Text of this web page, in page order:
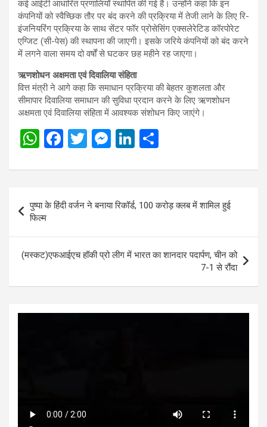
कई आईटी आधारित प्रणालियाँ स्थापित की गई हैं। उन्होंने कहा कि इन
कंपनियों को स्वैच्छिक तौर पर बंद करने की प्रक्रिया में तेजी लाने के लिए रि-
इंजनियरिंग प्रक्रिया के साथ सेंटर फॉर प्रोसेसिंग एक्सलेरेटिड कॉरपोरेट
एग्जिट (सी-पेस) की स्थापना की जाएगी। इसके जरिये कंपनियों को बंद करने
में लगने वाला समय दो वर्षों से घटकर छह महीने रह जाएगा।
ऋणशोधन अक्षमता एवं दिवालिया संहिता
वित्त मंत्री ने आगे कहा कि समाधान प्रक्रिया की बेहतर कुशलता और
सीमापार दिवालिया समाधान की सुविधा प्रदान करने के लिए ऋणशोधन
अक्षमता एवं दिवालिया संहिता में आवश्यक संशोधन किए जाएंगे।
W
at
s
A
p
p
F
ce
b
o
o
k
T
tt
er
M
se
n
g
er
Li
ke
dI
n
ar
e
navigation
पुष्पा के हिंदी वर्जन ने बनाया रिकॉर्ड, 100 करोड़ क्लब में शामिल हुई
फिल्म
(मस्कट)एफआईएच हॉकी प्रो लीग में भारत का शानदार पदार्पण, चीन को
7-1 से रौंदा